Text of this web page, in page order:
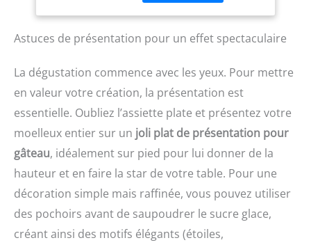
Vous pouvez être sûr de
des vrais œufs dans
chaque cuillère.
DÉMOULAGE SIMPLIFIÉ :
Avec les charnières, vous
pouvez facilement
démouler votre
MAÎTRISÉE : L'acier de ce
moule à manqué offre
des résultats de cuisson
excellent, car il atteint
des hautes températures
permettant aux sucs de
se caraméliser.
UTILISATION PRATIQUE :
Le moule en acier
antiadhésif De Buyer
permet une cuisson
traditionnelle au four
Astuces de présentation pour un effet spectaculaire
La dégustation commence avec les yeux. Pour mettre
en valeur votre création, la présentation est
essentielle. Oubliez l’assiette plate et présentez votre
moelleux entier sur un joli plat de présentation pour
gâteau, idéalement sur pied pour lui donner de la
hauteur et en faire la star de votre table. Pour une
décoration simple mais raffinée, vous pouvez utiliser
des pochoirs avant de saupoudrer le sucre glace,
créant ainsi des motifs élégants (étoiles,